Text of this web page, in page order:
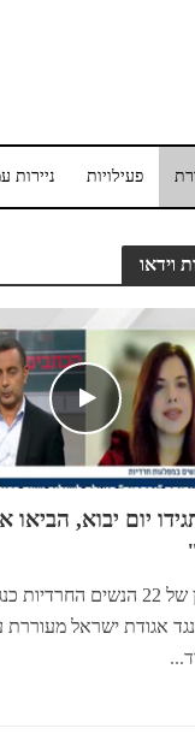
פעילויות ניירות
וידאו
יום יבוא, הביאו
עתירתן של 22 הנשים
אגודת ישראל מעוררת